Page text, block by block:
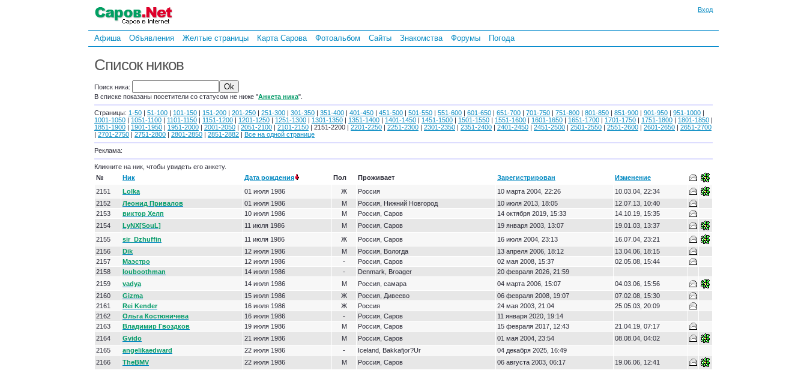
Вход
Афиша Объявления Желтые страницы Карта Сарова Фотоальбом Сайты Знакомства Форумы Погода
Список ников
Поиск ника:
В списке показаны посетители со статусом не ниже "Анкета ника".
Страницы: 1-50 | 51-100 | 101-150 | 151-200 | 201-250 | 251-300 | 301-350 | 351-400 | 401-450 | 451-500 | 501-550 | 551-600 | 601-650 | 651-700 | 701-750 | 751-800 | 801-850 | 851-900 | 901-950 | 951-1000 |
1001-1050 | 1051-1100 | 1101-1150 | 1151-1200 | 1201-1250 | 1251-1300 | 1301-1350 | 1351-1400 | 1401-1450 | 1451-1500 | 1501-1550 | 1551-1600 | 1601-1650 | 1651-1700 | 1701-1750 | 1751-1800 | 1801-1850 |
1851-1900 | 1901-1950 | 1951-2000 | 2001-2050 | 2051-2100 | 2101-2150 | 2151-2200 | 2201-2250 | 2251-2300 | 2301-2350 | 2351-2400 | 2401-2450 | 2451-2500 | 2501-2550 | 2551-2600 | 2601-2650 | 2651-2700
| 2701-2750 | 2751-2800 | 2801-2850 | 2851-2882 | Все на одной странице
Реклама:
Кликните на ник, чтобы увидеть его анкету.
№
Ник Дата рождения Пол Проживает Зарегистрирован
Изменение
2151
Lolka 01 июля 1986 Ж Россия 10 марта 2004, 22:26
10.03.04, 22:34
2152
Леонид Привалов 01 июля 1986 М Россия, Нижний Новгород 10 июля 2013, 18:05
12.07.13, 10:40
2153
виктор Хелп 10 июля 1986 М Россия, Саров 14 октября 2019, 15:33
14.10.19, 15:35
2154
LyNX[SouL] 11 июля 1986 М Россия, Саров 19 января 2003, 13:07
19.01.03, 13:37
2155
sir_Dzhuffin 11 июля 1986 Ж Россия, Саров 16 июля 2004, 23:13
16.07.04, 23:21
2156
Dik 12 июля 1986 М Россия, Вологда 13 апреля 2006, 18:12
13.04.06, 18:15
2157
Маэстро 12 июля 1986 - Россия, Саров 02 мая 2008, 15:37
02.05.08, 15:44
2158
louboothman 14 июля 1986 - Denmark, Broager
20 февраля 2026, 21:59
2159
vadya 14 июля 1986 М Россия, самара 04 марта 2006, 15:07
04.03.06, 15:56
2160
Gizma 15 июля 1986 Ж Россия, Дивеево 06 февраля 2008, 19:07
07.02.08, 15:30
2161
Rei Kender 16 июля 1986 Ж Россия 24 мая 2003, 21:04
25.05.03, 20:09
2162
Ольга Костюничева 16 июля 1986 - Россия, Саров
11 января 2020, 19:14
2163
Владимир Гвоздков 19 июля 1986 М Россия, Саров 15 февраля 2017, 12:43
21.04.19, 07:17
2164
Gvido 21 июля 1986 М Россия, Саров 01 мая 2004, 23:54
08.08.04, 04:02
2165
angelikaedward 22 июля 1986 - Iceland, Bakkafjor?Ur
04 декабря 2025, 16:49
2166
TheBMV 22 июля 1986 М Россия, Саров 06 августа 2003, 06:17
19.06.06, 12:41